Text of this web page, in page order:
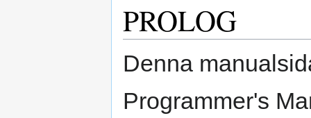
PROLOG
Denna
Programmer's